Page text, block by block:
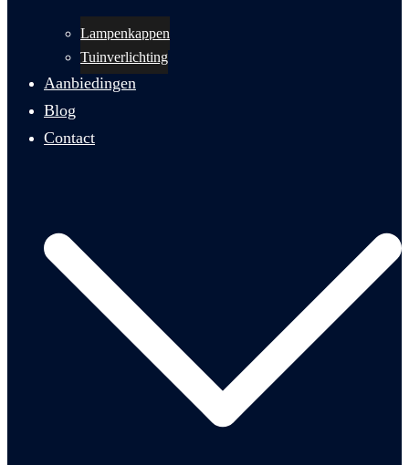
Lampenkappen
Tuinverlichting
Aanbiedingen
Blog
Contact